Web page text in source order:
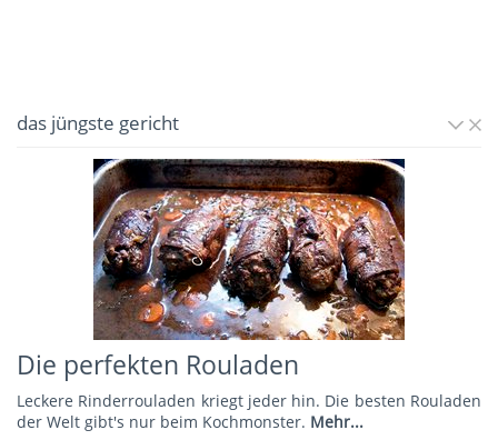
das jüngste gericht
Die perfekten Rouladen
Leckere Rinderrouladen kriegt jeder hin. Die besten Rouladen
der Welt gibt's nur beim Kochmonster. Mehr...